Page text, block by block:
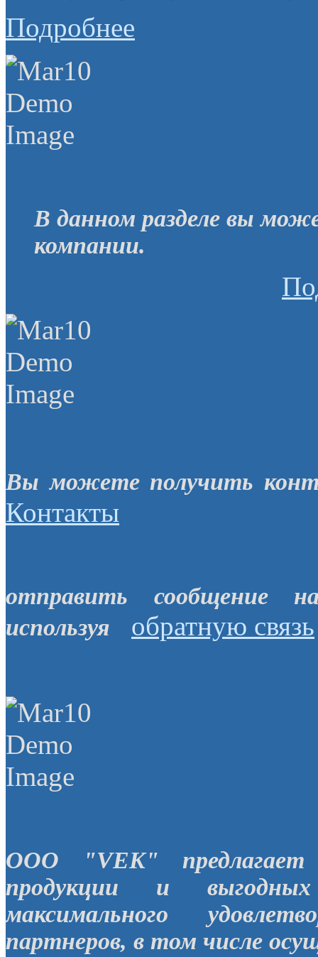
Подробнее
В данном разделе вы
компании.
Вы можете получить
Контакты
отправить сообщение
используя
обратную связь
OOO "VEK"
продукции и
максимального
партнеров, в том числе